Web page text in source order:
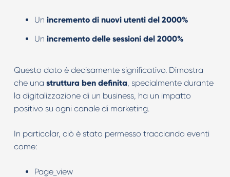
Un incremento di nuovi utenti del 2000%
Un incremento delle sessioni del 2000%
Questo dato è decisamente significativo. Dimostra
che una struttura ben definita, specialmente durante
la digitalizzazione di un business, ha un impatto
positivo su ogni canale di marketing.
In particolar, ciò è stato permesso tracciando eventi
come:
Page_view